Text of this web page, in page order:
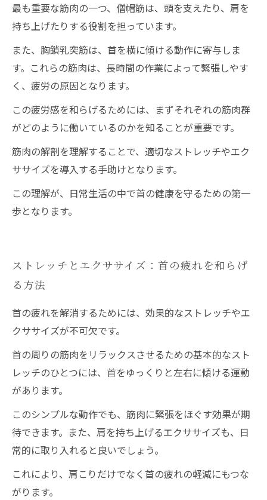
最も重要な筋肉の一つ、僧帽筋は、頭を支えたり、肩を
持ち上げたりする役割を担っています。
また、胸鎖乳突筋は、首を横に傾ける動作に寄与しま
す。これらの筋肉は、長時間の作業によって緊張しやす
く、疲労の原因となります。
この疲労感を和らげるためには、まずそれぞれの筋肉群
がどのように働いているのかを知ることが重要です。
筋肉の解剖を理解することで、適切なストレッチやエク
ササイズを導入する手助けとなります。
この理解が、日常生活の中で首の健康を守るための第一
歩となります。
ストレッチとエクササイズ：首の疲れを和らげ
る方法
首の疲れを解消するためには、効果的なストレッチやエ
クササイズが不可欠です。
首の周りの筋肉をリラックスさせるための基本的なスト
レッチのひとつには、首をゆっくりと左右に傾ける運動
があります。
このシンプルな動作でも、筋肉に緊張をほぐす効果が期
待できます。また、肩を持ち上げるエクササイズも、日
常的に取り入れると良いでしょう。
これにより、肩こりだけでなく首の疲れの軽減にもつな
がります。